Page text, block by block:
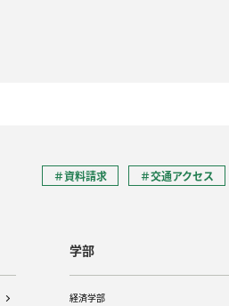
＃資料請求 ＃交通アクセス
学部
経済学部